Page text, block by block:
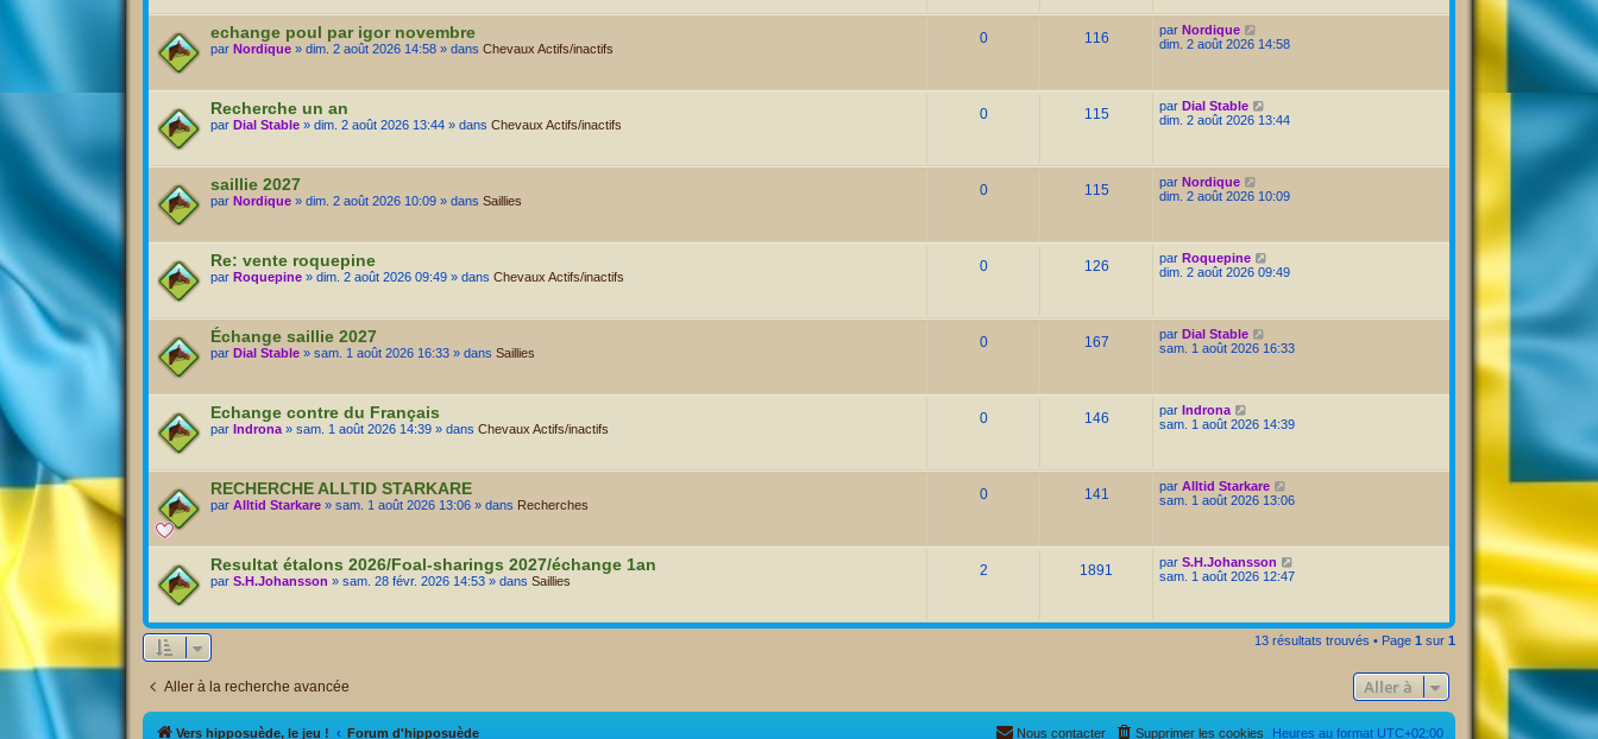
echange poul par igor novembre
par Nordique » dim. 2 août 2026 14:58 » dans Chevaux Actifs/inactifs
0 116 par Nordique
dim. 2 août 2026 14:58
Recherche un an
par Dial Stable » dim. 2 août 2026 13:44 » dans Chevaux Actifs/inactifs
0 115 par Dial Stable
dim. 2 août 2026 13:44
saillie 2027
par Nordique » dim. 2 août 2026 10:09 » dans Saillies
0 115 par Nordique
dim. 2 août 2026 10:09
Re: vente roquepine
par Roquepine » dim. 2 août 2026 09:49 » dans Chevaux Actifs/inactifs
0 126 par Roquepine
dim. 2 août 2026 09:49
Échange saillie 2027
par Dial Stable » sam. 1 août 2026 16:33 » dans Saillies
0 167 par Dial Stable
sam. 1 août 2026 16:33
Echange contre du Français
par Indrona » sam. 1 août 2026 14:39 » dans Chevaux Actifs/inactifs
0 146 par Indrona
sam. 1 août 2026 14:39
RECHERCHE ALLTID STARKARE
par Alltid Starkare » sam. 1 août 2026 13:06 » dans Recherches
0 141 par Alltid Starkare
sam. 1 août 2026 13:06
Resultat étalons 2026/Foal-sharings 2027/échange 1an
par S.H.Johansson » sam. 28 févr. 2026 14:53 » dans Saillies
2 1891 par S.H.Johansson
sam. 1 août 2026 12:47
13 résultats trouvés • Page 1 sur 1
Aller à la recherche avancée Aller à
Vers hipposuède, le jeu ! Forum d'hipposuède Heures au format UTC+02:00
Supprimer les cookies
Nous contacter